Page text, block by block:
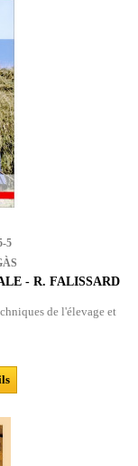
5
- R. FALISSARD
de l'élevage et